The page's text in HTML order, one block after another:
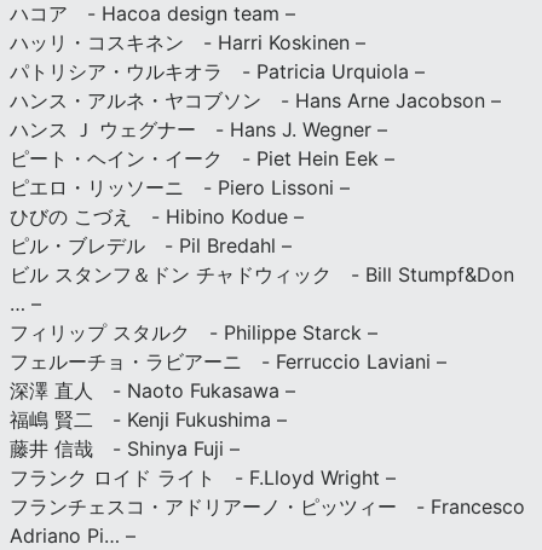
ハコア - Hacoa design team –
ハッリ・コスキネン - Harri Koskinen –
パトリシア・ウルキオラ - Patricia Urquiola –
ハンス・アルネ・ヤコブソン - Hans Arne Jacobson –
ハンス Ｊ ウェグナー - Hans J. Wegner –
ピート・ヘイン・イーク - Piet Hein Eek –
ピエロ・リッソーニ - Piero Lissoni –
ひびの こづえ - Hibino Kodue –
ピル・ブレデル - Pil Bredahl –
ビル スタンフ＆ドン チャドウィック - Bill Stumpf&Don
… –
フィリップ スタルク - Philippe Starck –
フェルーチョ・ラビアーニ - Ferruccio Laviani –
深澤 直人 - Naoto Fukasawa –
福嶋 賢二 - Kenji Fukushima –
藤井 信哉 - Shinya Fuji –
フランク ロイド ライト - F.Lloyd Wright –
フランチェスコ・アドリアーノ・ピッツィー - Francesco
Adriano Pi… –